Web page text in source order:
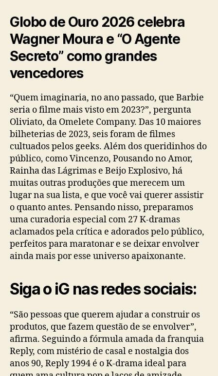
Globo de Ouro 2026 celebra
Wagner Moura e “O Agente
Secreto” como grandes
vencedores
“Quem imaginaria, no ano passado, que Barbie
seria o filme mais visto em 2023?”, pergunta
Oliviato, da Omelete Company. Das 10 maiores
bilheterias de 2023, seis foram de filmes
cultuados pelos geeks. Além dos queridinhos do
público, como Vincenzo, Pousando no Amor,
Rainha das Lágrimas e Beijo Explosivo, há
muitas outras produções que merecem um
lugar na sua lista, e que você vai querer assistir
o quanto antes. Pensando nisso, preparamos
uma curadoria especial com 27 K-dramas
aclamados pela crítica e adorados pelo público,
perfeitos para maratonar e se deixar envolver
ainda mais por esse universo apaixonante.
Siga o iG nas redes sociais:
“São pessoas que querem ajudar a construir os
produtos, que fazem questão de se envolver”,
afirma. Seguindo a fórmula amada da franquia
Reply, com mistério de casal e nostalgia dos
anos 90, Reply 1994 é o K-drama ideal para